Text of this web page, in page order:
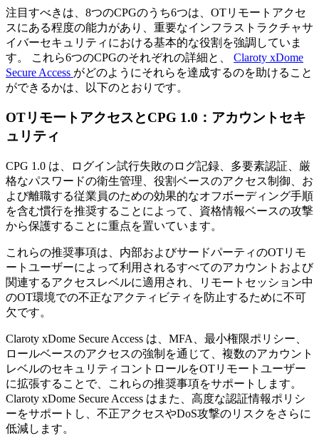
注目すべきは、8つのCPGのうち6つは、OTリモートアクセ
スにある程度の能力があり、重要なインフラストラクチャサ
イバーセキュリティにおける基本的な役割を強調していま
す。 これら6つのCPGのそれぞれの詳細と、 Claroty xDome
Secure Access がどのようにそれらを達成するのを助けること
ができるかは、以下のとおりです。
OTリモートアクセスとCPG 1.0：アカウントセキ
ュリティ
CPG 1.0 は、ログイン試行失敗のログ記録、多要素認証、厳
格なパスワードの衛生管理、役割ベースのアクセス制御、お
よび離職する従業員のための効果的なオフボーディング手順
を含む慣行を推奨することによって、資格情報ベースの攻撃
から保護することに重点を置いています。
これらの推奨事項は、内部およびサードパーティのOTリモ
ートユーザーによって利用されるすべてのアカウントおよび
関連するアクセスレベルに適用され、リモートセッション中
のOT環境での不正なアクティビティを防止するために不可
欠です。
Claroty xDome Secure Access は、MFA、最小権限ポリシー、
ロールベースのアクセスの強制を通じて、複数のアカウント
レベルのセキュリティコントロールをOTリモートユーザー
に拡張することで、これらの推奨事項をサポートします。
Claroty xDome Secure Access はまた、高度な認証情報ポリシ
ーをサポートし、不正アクセスやDoS攻撃のリスクをさらに
低減します。